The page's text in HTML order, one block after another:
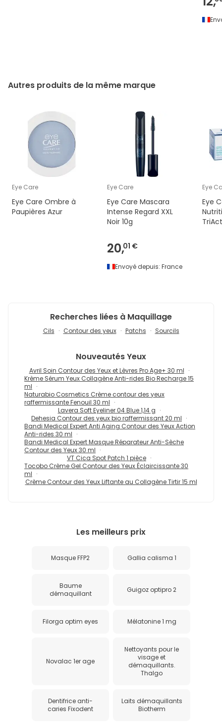
Autres produits de la même marque
Eye Care
Eye Care Ombre à
Paupières Azur
Eye Care
Eye Care Mascara
Intense Regard XXL
Noir 10g
20,01 €
Envoyé depuis: France
Eye
Eye
Recherches liées à Maquillage
Cils Contour des yeux Patchs Sourcils
NouveautésYeux
Avril Soin Contour des Yeux et Lèvres Pro Age+ 30 ml
Krème Sérum Yeux Collagène Anti-rides Bio Recharge 15
ml
Naturabio Cosmetics Crème contour des yeux
raffermissante Fenouil 30 ml
Lavera Soft Eyeliner 04 Blue 1,14 g
Dehesia Contour des yeux bio raffermissant 20 ml
Bandi Medical Expert Anti Aging Contour des Yeux Action
Anti-rides 30 ml
Bandi Medical Expert Masque Réparateur Anti-Sèche
Contour des Yeux 30 ml
VT Cica Spot Patch 1 pièce
Tocobo Crème Gel Contour des Yeux Éclaircissante 30
ml
Crème Contour des Yeux Liftante au Collagène Tirtir 15 ml
Les meilleurs prix
Masque FFP2 Gallia calisma 1
Baume
démaquillant
Guigoz optipro 2
Filorga optim eyes Mélatonine 1 mg
Novalac 1er age
Nettoyants pour le
visage et
démaquillants.
Thalgo
Dentifrice anti-
caries Fixodent
Laits démaquillants
Biotherm